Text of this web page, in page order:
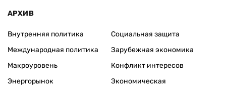
АРХИВ
Внутренняя политика
Международная политика
Макроуровень
Энергорынок
Социальная защита
Зарубежная экономика
Конфликт интересов
Экономическая